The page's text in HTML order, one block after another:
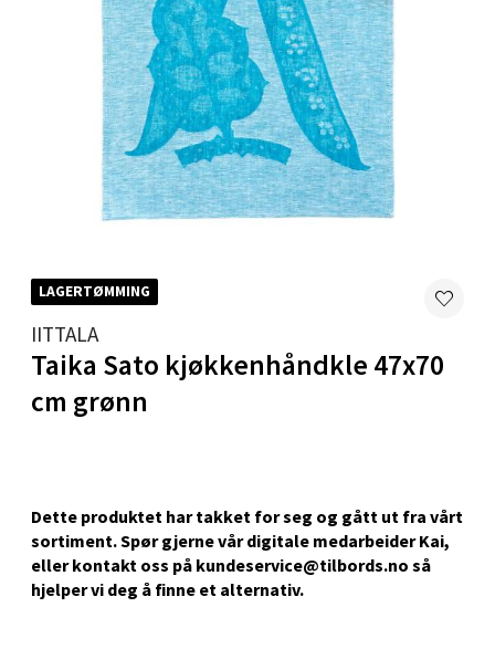
LAGERTØMMING
IITTALA
Taika Sato kjøkkenhåndkle 47x70
cm grønn
Dette produktet har takket for seg og gått ut fra vårt
sortiment. Spør gjerne vår digitale medarbeider Kai,
eller kontakt oss på kundeservice@tilbords.no så
hjelper vi deg å ﬁnne et alternativ.
0 i butikk
Karmsund - Thon Senter Oasen
Åpent i dag 10-18
Velg
Senter
Gartnerveien 16, 4016 Stavanger
Åpent i dag 10-18